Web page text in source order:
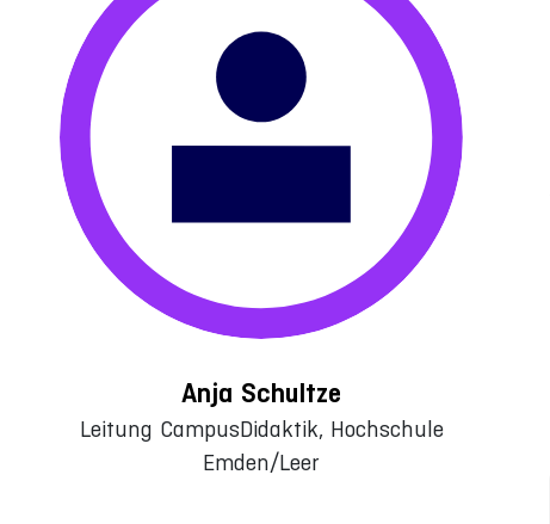
Anja Schultze
Leitung CampusDidaktik, Hochschule
Emden/Leer